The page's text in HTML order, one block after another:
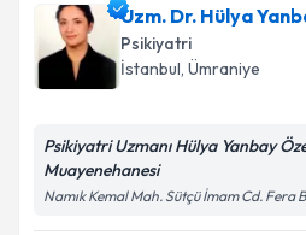
takvim hazırlandığında e-
E-posta Adresiniz
Kişisel verilerimin
Metni'ni okudum ve
Uzm. Dr. Hülya
Psikiyatri
İstanbul, Ümraniye
Psikiyatri Uzmanı Hülya Yanbay
Muayenehanesi
Namık Kemal Mah. Sütçü İmam Cd. Fera